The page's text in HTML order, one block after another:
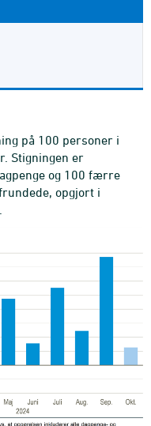
på 100 personer i
Stigningen er
og 100 færre
opgjort i